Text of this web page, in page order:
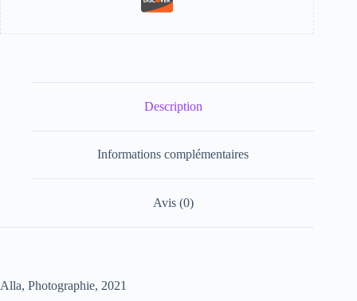
Description
Informations complémentaires
Avis (0)
Alla, Photographie, 2021